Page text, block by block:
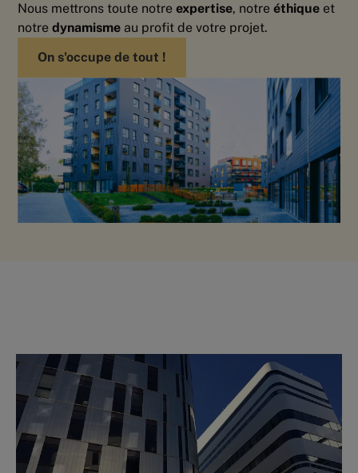
Nous mettrons toute notreexpertise, notreéthique et
notredynamisme au profit de votre projet.
On s'occupe de tout !